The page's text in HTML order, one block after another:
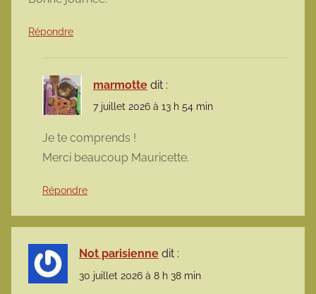
Répondre
marmotte dit :
7 juillet 2026 à 13 h 54 min
Je te comprends !
Merci beaucoup Mauricette.
Répondre
Not parisienne dit :
30 juillet 2026 à 8 h 38 min